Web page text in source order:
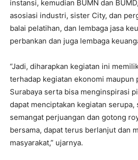
instansi, kemudian BUMN dan
asosiasi industri, sister City, dan
balai pelatihan, dan lembaga jasa
perbankan dan juga lembaga
“Jadi, diharapkan kegiatan ini
terhadap kegiatan ekonomi maupun
Surabaya serta bisa menginspirasi
dapat menciptakan kegiatan serupa,
semangat perjuangan dan gotong
bersama, dapat terus berlanjut dan
masyarakat,” ujarnya.